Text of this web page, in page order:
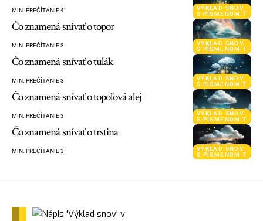
VÝKLAD SNOV
S PÍSMENOM T
MIN. PREČÍTANIE 4
VÝKLAD SNOV
S PÍSMENOM T
Čo znamená snívať o topor
MIN. PREČÍTANIE 3
VÝKLAD SNOV
S PÍSMENOM T
Čo znamená snívať o tulák
MIN. PREČÍTANIE 3
VÝKLAD SNOV
S PÍSMENOM T
Čo znamená snívať o topoľová alej
MIN. PREČÍTANIE 3
VÝKLAD SNOV
S PÍSMENOM T
Čo znamená snívať o trstina
MIN. PREČÍTANIE 3